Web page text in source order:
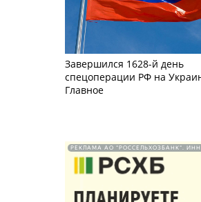
Завершился 1628-й день
спецоперации РФ на
Главное
РЕКЛАМА АО "РОССЕЛЬХОЗБАНК". ИНН